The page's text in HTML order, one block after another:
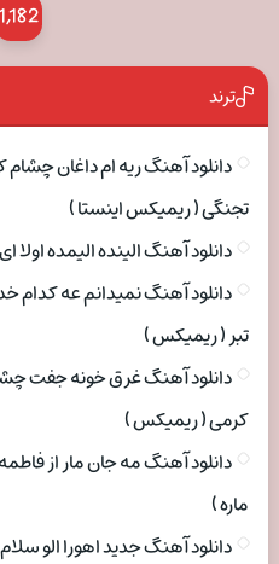
ترند
دانلود آهنگ ریه ام داغان
تجنگی ( ریمیکس اینستا )
دانلود آهنگ الینده الیمده
دانلود آهنگ نمیدانم عه کدام
تبر ( ریمیکس )
دانلود آهنگ غرق خونه جفت
کرمی ( ریمیکس )
دانلود آهنگ مه جان مار از
ماره )
دانلود آهنگ جدید اهورا الو